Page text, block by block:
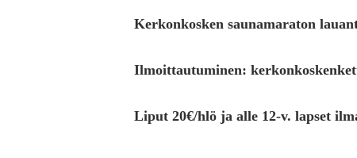
Kerkonkosken saunamaraton
Ilmoittautuminen:
Liput 20€/hlö ja alle 12-v. lapset